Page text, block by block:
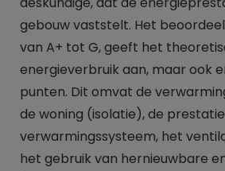
gebouw vaststelt. Het
van A+ tot G, geeft het
energieverbruik aan, maar ook
punten. Dit omvat de
de woning (isolatie), de
verwarmingssysteem, het
het gebruik van hernieuwbare